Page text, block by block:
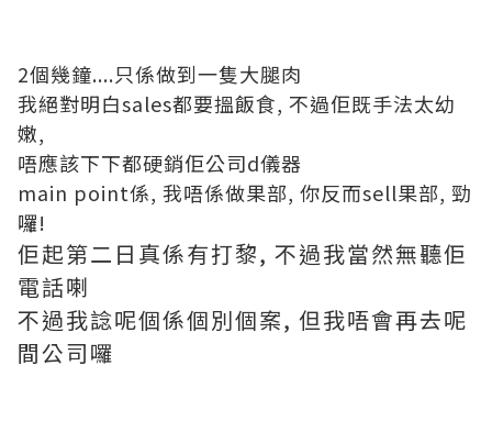
2個幾鐘....只係做到一隻大腿肉
我絕對明白sales都要搵飯食, 不過佢既手法太幼
嫩,
唔應該下下都硬銷佢公司d儀器
main point係, 我唔係做果部, 你反而sell果部, 勁
囉!
佢起第二日真係有打黎, 不過我當然無聽佢
電話喇
不過我諗呢個係個別個案, 但我唔會再去呢
間公司囉